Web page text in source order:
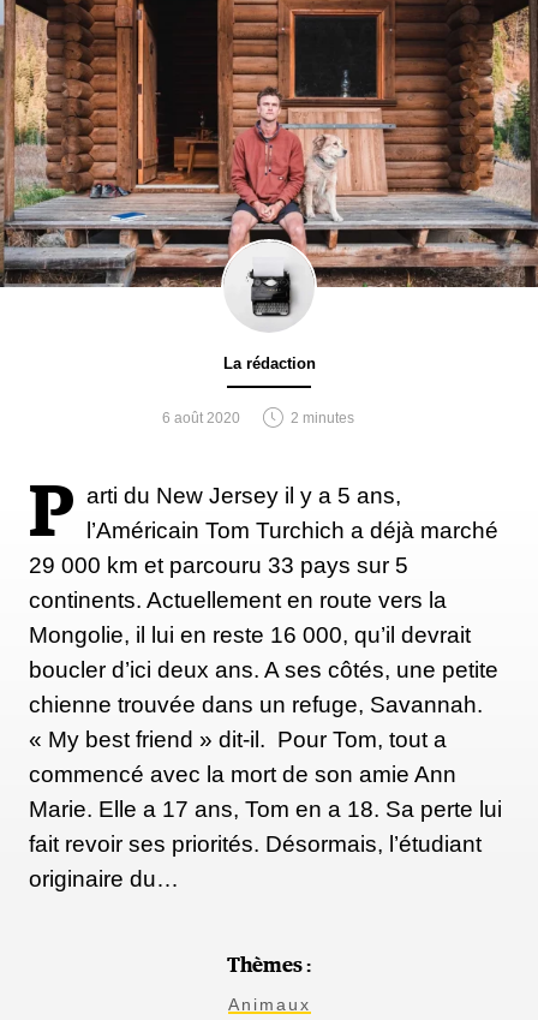
La rédaction
6 août 2020 2 minutes
P arti du New Jersey il y a 5 ans,
l’Américain Tom Turchich a déjà marché
29 000 km et parcouru 33 pays sur 5
continents. Actuellement en route vers la
Mongolie, il lui en reste 16 000, qu’il devrait
boucler d’ici deux ans. A ses côtés, une petite
chienne trouvée dans un refuge, Savannah.
« My best friend » dit-il. Pour Tom, tout a
commencé avec la mort de son amie Ann
Marie. Elle a 17 ans, Tom en a 18. Sa perte lui
fait revoir ses priorités. Désormais, l’étudiant
originaire du…
Thèmes :
Animaux